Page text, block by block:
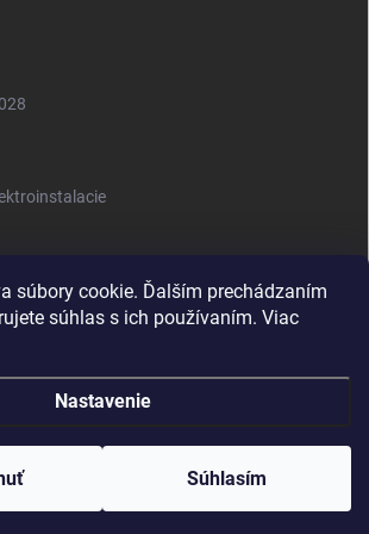
súbory cookie. Ďalším prechádzaním
súhlas s ich používaním. Viac
Nastavenie
Súhlasím
Vytvoril Shoptet
a syn | Elektroinštalácie a materiál. Všetky práva
Upraviť nastavenie cookies